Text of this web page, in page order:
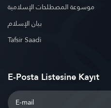
موسوعة المصطلحات الإسلامية
بيان الإسلام
Tafsir Saadi
E-Posta Listesine Kayıt